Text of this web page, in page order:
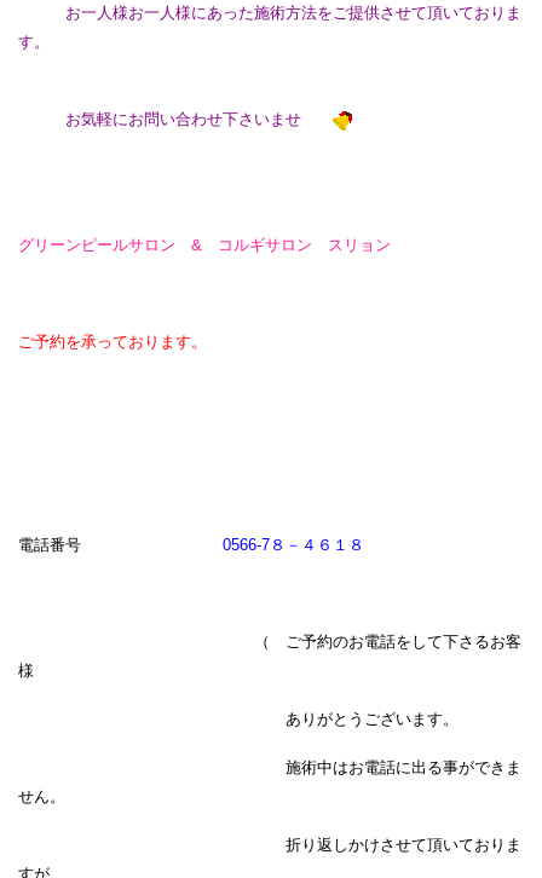
お一人様お一人様にあった施術方法をご提供させて頂いておりま
す。
お気軽にお問い合わせ下さいませ
グリーンピールサロン & コルギサロン スリョン
ご予約を承っております。
電話番号 0566-7８－４６１８
（ ご予約のお電話をして下さるお客
様
ありがとうございます。
施術中はお電話に出る事ができま
せん。
折り返しかけさせて頂いておりま
すが